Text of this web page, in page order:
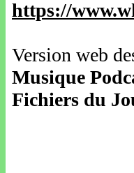
https://
Version web
Musique
Fichiers du